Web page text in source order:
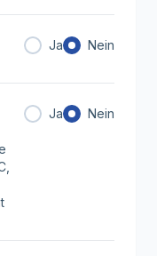
Ja Nein
Ja Nein